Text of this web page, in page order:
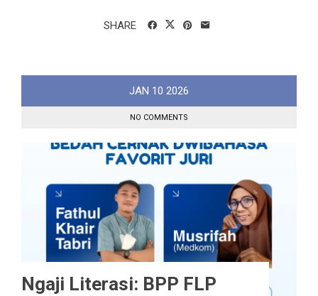
SHARE
JAN 10 2026
NO COMMENTS
Ngaji Literasi: BPP FLP